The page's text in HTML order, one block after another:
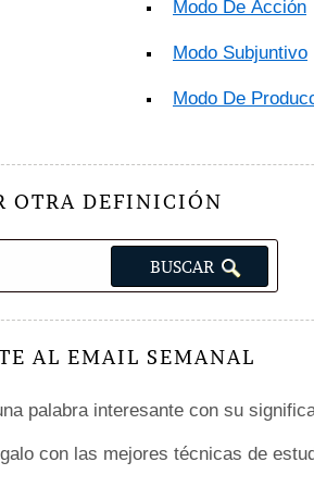
Modo De Acción
Modo Subjuntivo
Modo De
OTRA DEFINICIÓN
AL EMAIL SEMANAL
palabra interesante con su
con las mejores técnicas de